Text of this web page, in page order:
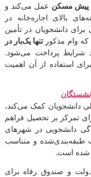
مسکنعمل می‌کند و
اجاره‌خانه در
در تأمین
مذکورتنها یک‌بار در
پرداخت می‌شود.
از آن اهمیت
کمک می‌کند،
بر تحصیل فراهم
در شهرهای
و متناسب
است.
و صندوق رفاه برای